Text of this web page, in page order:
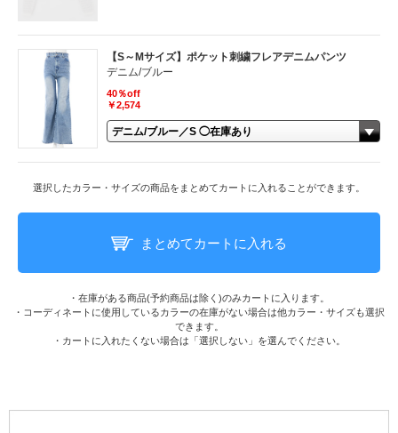
【S～Mサイズ】ポケット刺繍フレアデニムパンツ
デニム/ブルー
40％off
￥2,574
選択したカラー・サイズの商品をまとめてカートに入れることができます。
まとめてカートに入れる
・在庫がある商品(予約商品は除く)のみカートに入ります。
・コーディネートに使用しているカラーの在庫がない場合は他カラー・サイズも選択
できます。
・カートに入れたくない場合は「選択しない」を選んでください。